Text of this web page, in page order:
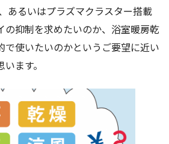
あるいはプラズマクラスター搭載
の抑制を求めたいのか、浴室暖房乾
で使いたいのかというご要望に近い
ます。